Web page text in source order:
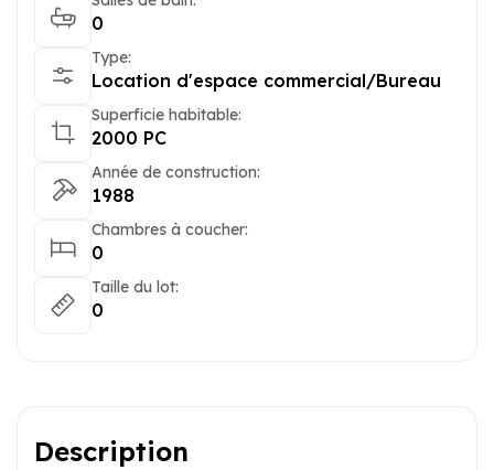
0
Type:
Location d'espace commercial/Bureau
Superficie habitable:
2000 PC
Année de construction:
1988
Chambres à coucher:
0
Taille du lot:
0
Description